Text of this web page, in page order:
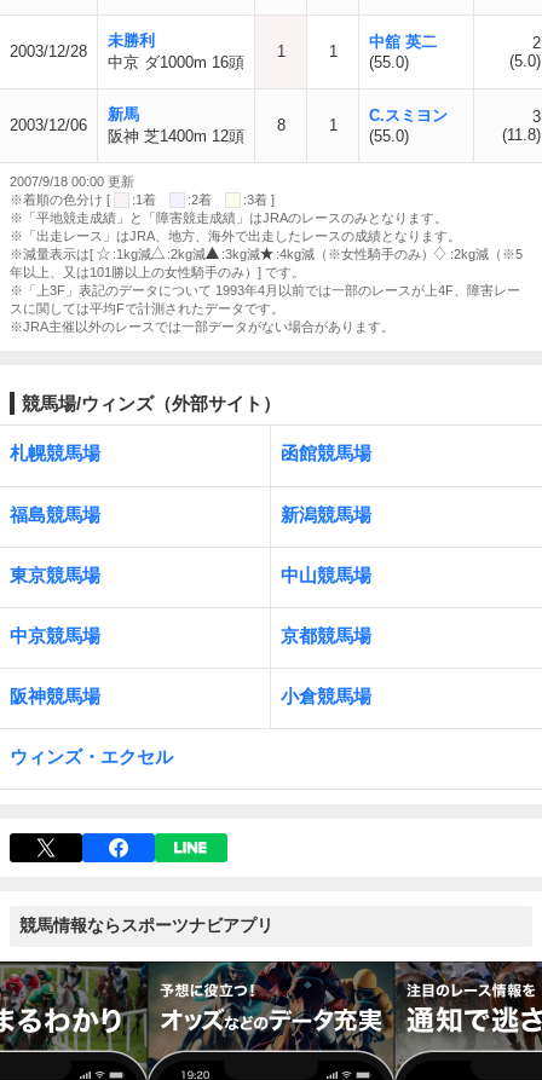
2003/12/28
未勝利
中京 ダ1000m 16頭
1 1
中舘 英二
(55.0)
2
(5.0)
2003/12/06
新馬
阪神 芝1400m 12頭
8 1
C.スミヨン
(55.0)
3
(11.8)
2007/9/18 00:00 更新
※着順の色分け [
:1着 :2着
:3着 ]
※「平地競走成績」と「障害競走成績」はJRAのレースのみとなります。
※「出走レース」はJRA、地方、海外で出走したレースの成績となります。
※減量表示は[
:1kg減 :2kg減 :3kg減 :4kg減（※女性騎手のみ）
:2kg減（※5
年以上、又は101勝以上の女性騎手のみ）] です。
※「上3F」表記のデータについて 1993年4月以前では一部のレースが上4F、障害レー
スに関しては平均Fで計測されたデータです。
※JRA主催以外のレースでは一部データがない場合があります。
競馬場/ウィンズ（外部サイト）
札幌競馬場 函館競馬場
福島競馬場 新潟競馬場
東京競馬場 中山競馬場
中京競馬場 京都競馬場
阪神競馬場 小倉競馬場
ウィンズ・エクセル
競馬情報ならスポーツナビアプリ